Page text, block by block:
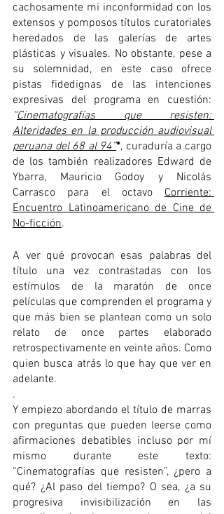
cachosamente mi inconformidad con los
extensos y pomposos títulos curatoriales
heredados de las galerías de artes
plásticas y visuales. No obstante, pese a
su solemnidad, en este caso ofrece
pistas fidedignas de las intenciones
“Cinematografías que resisten:
Alteridades en la producción audiovisual
peruana del 68 al 94”*, curaduría a cargo
de los también realizadores Edward de
Ybarra, Mauricio Godoy y Nicolás
Carrasco para el octavo Corriente:
Encuentro Latinoamericano de Cine de
No-ficción.
A ver qué provocan esas palabras del
título una vez contrastadas con los
estímulos de la maratón de once
películas que comprenden el programa y
que más bien se plantean como un solo
relato de once partes elaborado
retrospectivamente en veinte años. Como
quien busca atrás lo que hay que ver en
adelante.
.
Y empiezo abordando el título de marras
con preguntas que pueden leerse como
afirmaciones debatibles incluso por mí
mismo durante este texto:
“Cinematografías que resisten”, ¿pero a
qué? ¿Al paso del tiempo? O sea, ¿a su
progresiva invisibilización en las